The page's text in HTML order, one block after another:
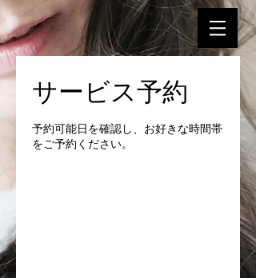
サービス予約
予約可能日を確認し、お好きな時間帯
をご予約ください。